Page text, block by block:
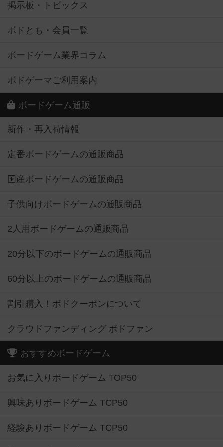
掲示板・トピックス
ボドとも・会員一覧
ボードゲーム業界コラム
ボドゲーマご利用案内
ボードゲーム通販
新作・再入荷情報
定番ボードゲームの通販商品
国産ボードゲームの通販商品
子供向けボードゲームの通販商品
2人用ボードゲームの通販商品
20分以下のボードゲームの通販商品
60分以上のボードゲームの通販商品
割引購入！ボドクーポンについて
クラウドファンディング ボドファン
おすすめボードゲーム
お気に入りボードゲーム TOP50
興味ありボードゲーム TOP50
経験ありボードゲーム TOP50